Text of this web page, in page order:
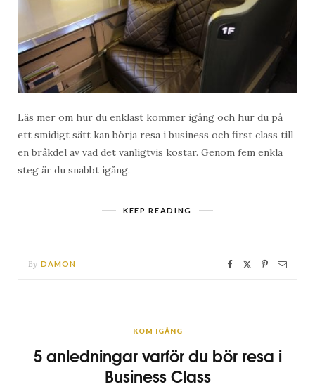
Läs mer om hur du enklast kommer igång och hur du på
ett smidigt sätt kan börja resa i business och first class till
en bråkdel av vad det vanligtvis kostar. Genom fem enkla
steg är du snabbt igång.
KEEP READING
By DAMON
KOM IGÅNG
5 anledningar varför du bör resa i
Business Class